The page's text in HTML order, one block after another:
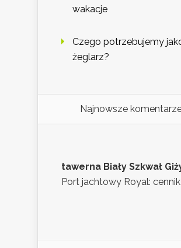
wakacje
Czego potrzebujemy
żeglarz?
Najnowsze
tawerna Biały Szkwał
Port jachtowy Royal: cennik